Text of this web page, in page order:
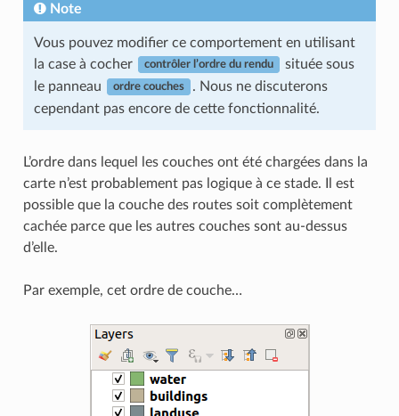
Note
Vous pouvez modifier ce comportement en utilisant
la case à cocher
contrôler l’ordre du rendu
située sous
le panneau
ordre couches
. Nous ne discuterons
cependant pas encore de cette fonctionnalité.
L’ordre dans lequel les couches ont été chargées dans la
carte n’est probablement pas logique à ce stade. Il est
possible que la couche des routes soit complètement
cachée parce que les autres couches sont au-dessus
d’elle.
Par exemple, cet ordre de couche…